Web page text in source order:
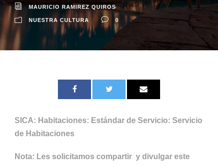
MAURICIO RAMIREZ QUIROS
NUESTRA CULTURA 0
SICA: Habitaciones: Estándar de Servicio: Servicio
de Habitaciones
Nota: Les solicitamos compartir y divulgar este